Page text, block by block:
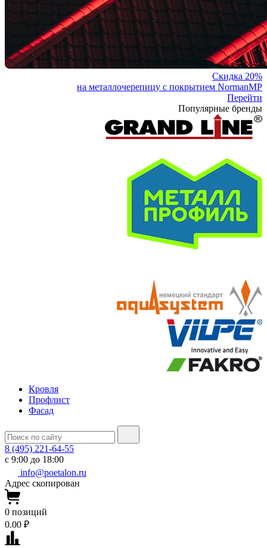
Скидка 20%
на металлочерепицу с покрытием NormanMP
Перейти
Популярные бренды
Кровля
Профлист
Фасад
8 (495) 221-64-55
с 9:00 до 18:00
info@poetalon.ru
Адрес скопирован
0 позиций
0.00 ₽